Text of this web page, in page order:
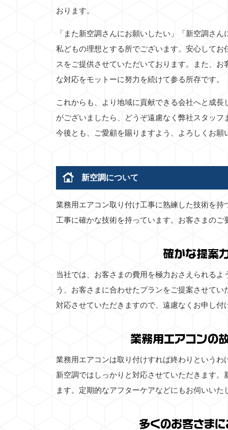
おります。
「また新空調さんにお願いしたい」「新空調さ
私どもの理想とする所でございます。安心して
スをご提供させていただいております。また、
な対応をモットーに努力を続けて参る所存です。
これからも、より地域に貢献できる会社へと成
がございましたら、どうぞ遠慮なく弊社スタッ
今後とも、ご愛顧を賜りますよう、よろしくお願
新空調について
業務用エアコン取り付け工事に熟練した技術を
工事に確かな技術を持っています。お客さまの
確かな提案
当社では、お客さまの費用を極力おさえられる
う、お客さまに合わせたプランをご提案させて
対応させていただきますので、遠慮なくお申し付
業務用エアコンの
業務用エアコンは取り付けすれば終わりという
新空調ではしっかりと対応させていただきます
ます。定期的なアフターケアなどにもお伺いい
多くのお客さま